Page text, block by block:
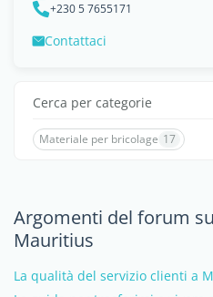
+230 5 7655171
Contattaci
Cerca per categorie
Materiale per bricolage 17
Argomenti del forum
Mauritius
La qualità del servizio clienti a